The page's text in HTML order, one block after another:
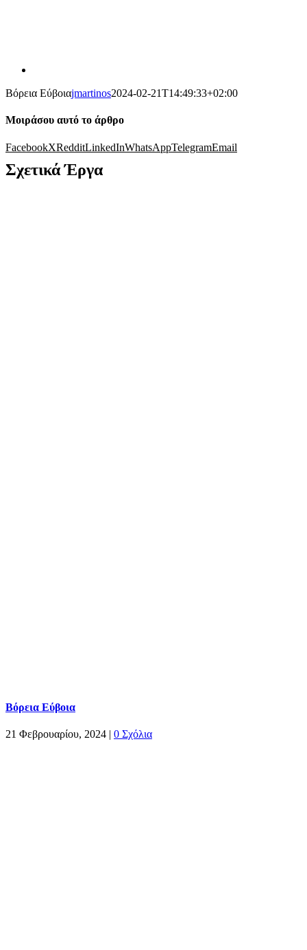
Βόρεια Εύβοιαjmartinos2024-02-21T14:49:33+02:00
Μοιράσου αυτό το άρθρο
FacebookXRedditLinkedInWhatsAppTelegramEmail
Σχετικά Έργα
Βόρεια Εύβοια
21 Φεβρουαρίου, 2024 | 0 Σχόλια